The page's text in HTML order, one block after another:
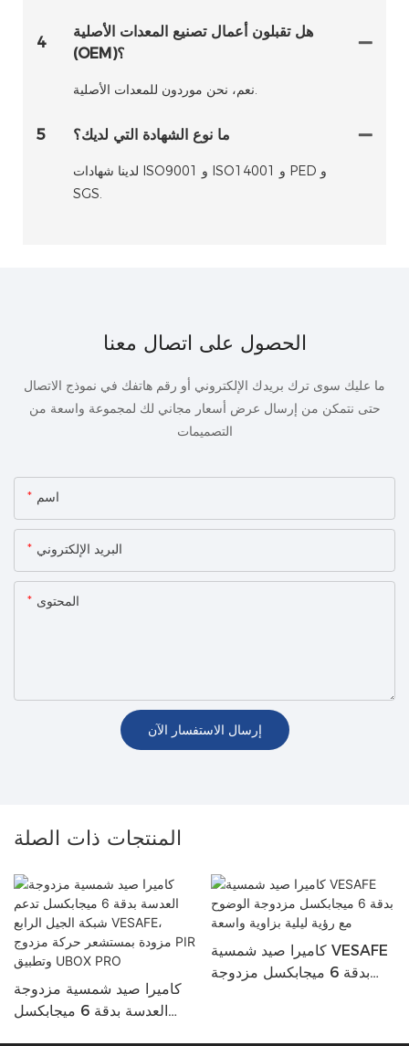
4
هل تقبلون أعمال تصنيع المعدات الأصلية
(OEM)؟
نعم، نحن موردون للمعدات الأصلية.
5 ما نوع الشهادة التي لديك؟
لدينا شهادات ISO9001 و ISO14001 و PED و
SGS.
الحصول على اتصال معنا
ما عليك سوى ترك بريدك الإلكتروني أو رقم هاتفك في نموذج الاتصال
حتى نتمكن من إرسال عرض أسعار مجاني لك لمجموعة واسعة من
التصميمات
اسم
البريد الإلكتروني
المحتوى
إرسال الاستفسار الآن
المنتجات ذات الصلة
كاميرا صيد شمسية مزدوجة
العدسة بدقة 6 ميجابكسل
كاميرا صيد شمسية VESAFE
بدقة 6 ميجابكسل مزدوجة